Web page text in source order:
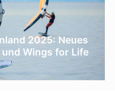
2025: Neues
und Wings for Life